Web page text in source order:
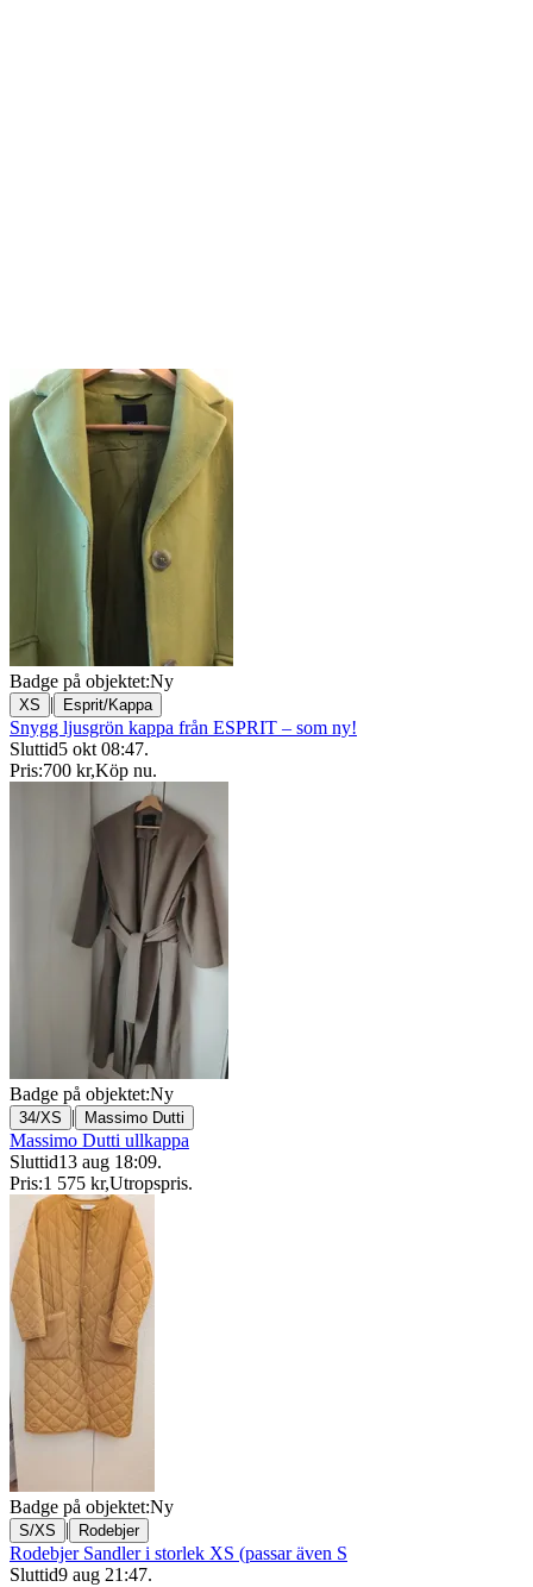
Badge på objektet:Ny
XS | Esprit/Kappa
Snygg ljusgrön kappa från ESPRIT – som ny!
Sluttid5 okt 08:47.
Pris:700 kr,Köp nu.
Badge på objektet:Ny
34/XS | Massimo Dutti
Massimo Dutti ullkappa
Sluttid13 aug 18:09.
Pris:1 575 kr,Utropspris.
Badge på objektet:Ny
S/XS | Rodebjer
Rodebjer Sandler i storlek XS (passar även S
Sluttid9 aug 21:47.